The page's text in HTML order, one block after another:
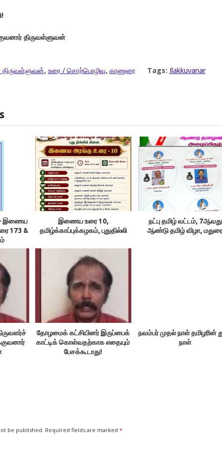
திருவள்ளுவன்
, உரை / சொற்பொழிவு, காணுரை Tags: Ilakkuvanar
– இணைய
173 &
இணைய உரை 10,
தமிழ்க்காப்புக்கழகம், புதுதில்லி
நட்பு தமிழ் வட்டம், 7ஆவது
ஆண்டு தமிழ் விழா,
தோழமைக் கட்சியினர் இருப்பைக்
காட்டிக் கொள்வதற்காக எதையும்
பேசக்கூடாது!
நவம்பர் முதல் நாள் தமிழரின்
நாள்
be published. Required fields are marked *